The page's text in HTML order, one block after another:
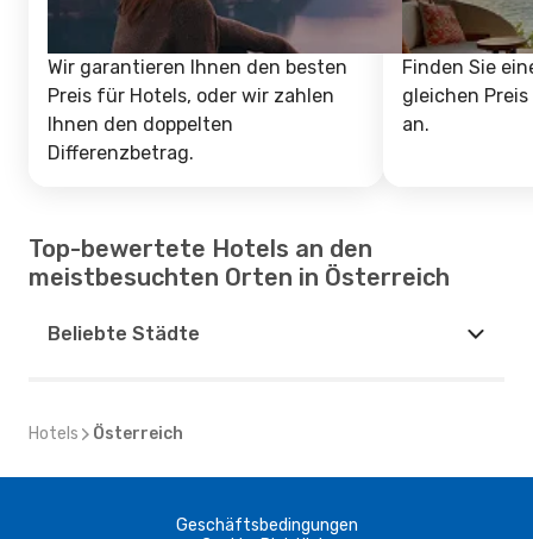
Wir garantieren Ihnen den besten
Preis für Hotels, oder wir zahlen
Ihnen den doppelten
Differenzbetrag.
Finden Sie
gleichen
an.
Top-bewertete Hotels an den
meistbesuchten Orten in Österreich
Beliebte Städte
Hotels Österreich
Geschäftsbedingungen